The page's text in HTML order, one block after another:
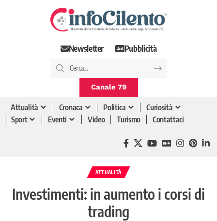
Newsletter Pubblicità
Canale 79
Attualità Cronaca Politica
Curiosità
Sport
Eventi Video Turismo Contattaci
ATTUALITÀ
Investimenti: in aumento i corsi di
trading